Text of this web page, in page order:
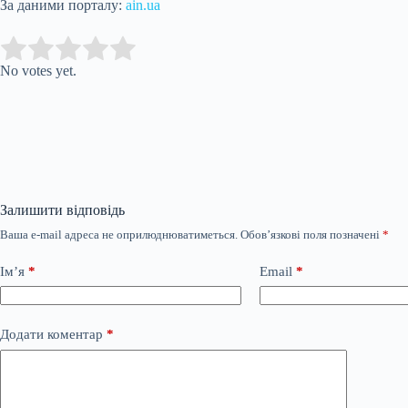
За даними порталу: ain.ua
Rate this item:
No votes yet.
Залишити відповідь
Ваша e-mail адреса не оприлюднюватиметься. Обов’язкові поля позначені *
Ім’я * Email *
Додати коментар *